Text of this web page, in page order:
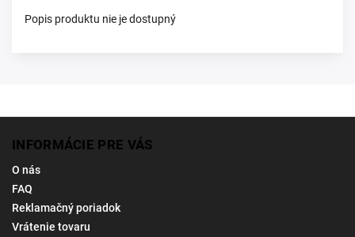
Popis produktu nie je dostupný
INFORMÁCIE PRE VÁS
O nás
FAQ
Reklamačný poriadok
Vrátenie tovaru